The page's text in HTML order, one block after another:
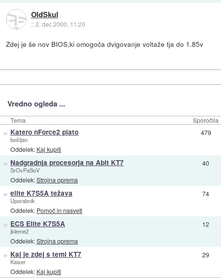
OldSkul
::2. dec 2000, 11:20
Zdej je še nov BIOS,ki omogoča dvigovanje voltaže tja do 1.85v
Vredno ogleda ...
Tema Sporočila
» Katero nForce2 plato
boštjan
Oddelek: Kaj kupiti
479
» Nadgradnja procesorja na Abit KT7
SrOvPaSoV
Oddelek:Strojna oprema
40
» elite K7S5A težava
Uporabnik
Oddelek: Pomoč in nasveti
74
» ECS Elite K7S5A
jkleme2
Oddelek:Strojna oprema
12
» Kaj je zdej s temi KT7
Kaiser
Oddelek: Kaj kupiti
29